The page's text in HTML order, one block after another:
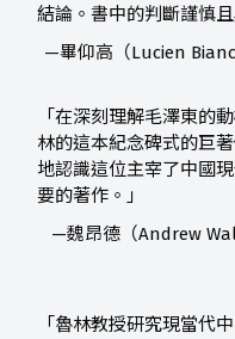
結論。書中的判斷謹慎且
—畢仰高（Lucien
「在深刻理解毛澤東的
林的這本紀念碑式的巨
地認識這位主宰了中國
要的著作。」
—魏昂德（Andrew
「魯林教授研究現當代